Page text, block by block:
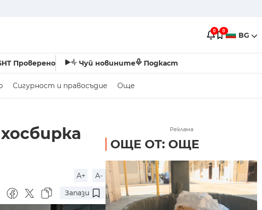
0 0 BG
Проверено Чуй новините Подкаст
Сигурност и правосъдие Още
A+
A-
Запази
Реклама
ОЩЕ ОТ: ОЩЕ